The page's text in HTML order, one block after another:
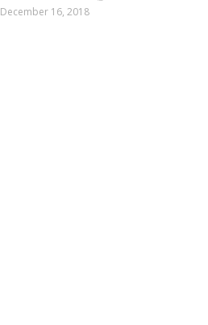
December 16, 2018